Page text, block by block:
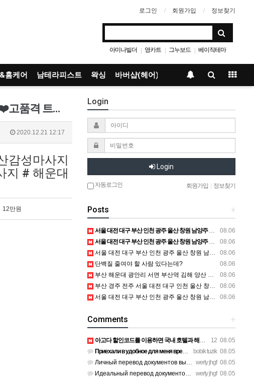
로그인 회원가입 정보찾기
아미나빌더 | 영카트 | 그누보드 | 베이직테마
홈케어 남테라피스트 왁싱 바버샵(헤어)
부산1인샵_오유나 ❤️상위 1%만이 누릴 수 있는 특권!!!❤️스웨디시 &amp; 통증.체형관리❤️고품격 트리트먼트❤…
2020.12.21 12:17
감성마사지
지 # 해운대
12만원
Login
Login
자동로그인 회원가입 정보찾기
+
Posts
08.06
서울 대전 대구 부산 인천 광주 울산 창원 남양주 이혼전문변호사 정보
08.06
서울 대전 대구 부산 인천 광주 울산 창원 남양주 이혼전문변호사 정보
08.06
서울 대전 대구 부산 인천 광주 울산 창원 남양주 이혼전문변호사 정보
08.06
단백질 줄여야 할 사람 있다는데?
08.06
부산 해운대 광안리 서면 부산역 김해 양산 울산 등 경남 출장마사지 전지역 안마 가능
08.06
부산 경주 전주 서울 대전 대구 인천 울산 창원 양산 포항 천안 평택 용인 고양 성남 수원 일수, 미용학원, 가족사진, 점집, 한복대여, 독학재수학원, 재회부적 정보
08.06
서울 대전 대구 부산 인천 광주 울산 창원 남양주 이혼전문변호사 정보
+
Comments
12 08.05
아고다 할인코드를 이용하면 국내 호텔과 해외 숙소를 예약할 때 숙박비를 더욱 알뜰하게 줄일 수 있습니다. 현…
bobik tuzik 08.05
Приехали в удобное для меня время после работы, спасибо за г…
werty jhgf 08.05
Личный перевод документов выполнили без помарок и опечаток. …
werty jhgf 08.05
Идеальный перевод документов для участия в международном тен…